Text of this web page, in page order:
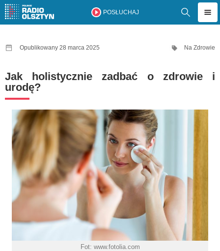
POSŁUCHAJ
Opublikowany 28 marca 2025 Na Zdrowie
Jak holistycznie zadbać o zdrowie i
urodę?
Fot: www.fotolia.com